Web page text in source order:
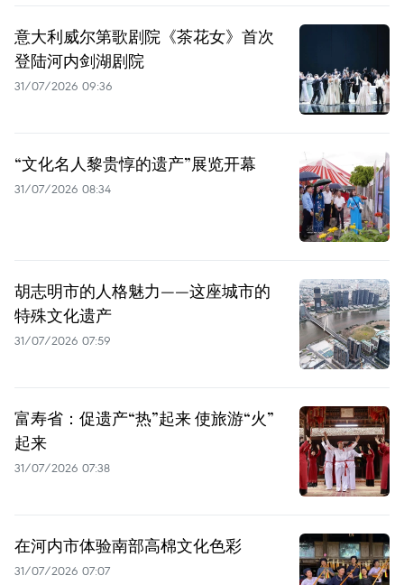
意大利威尔第歌剧院《茶花女》首次
登陆河内剑湖剧院
31/07/2026 09:36
“文化名人黎贵惇的遗产”展览开幕
31/07/2026 08:34
胡志明市的人格魅力——这座城市的
特殊文化遗产
31/07/2026 07:59
富寿省：促遗产“热”起来 使旅游“火”
起来
31/07/2026 07:38
在河内市体验南部高棉文化色彩
31/07/2026 07:07